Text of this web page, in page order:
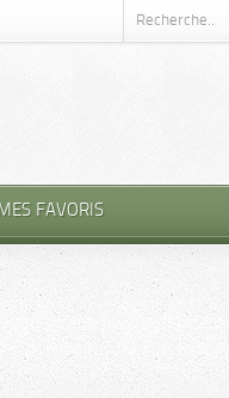
FAVORIS